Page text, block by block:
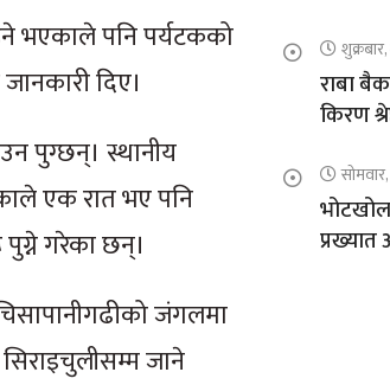
भएकाले पनि पर्यटकको
दिए।
पुग्छन्। स्थानीय
एक रात भए पनि
गरेका छन्।
जंगलमा
जाने
राबा
किरण
प्रख्यात